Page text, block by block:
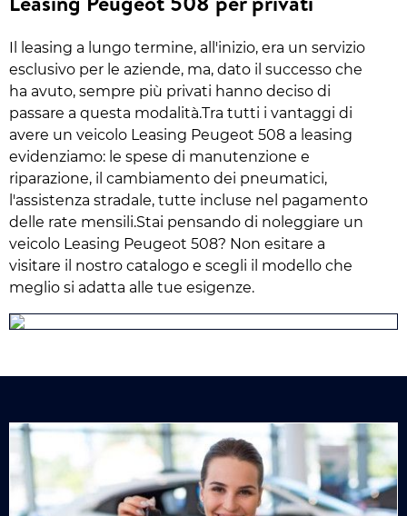
Il leasing a lungo termine, all'inizio, era un servizio
esclusivo per le aziende, ma, dato il successo che
ha avuto, sempre più privati hanno deciso di
passare a questa modalità.Tra tutti i vantaggi di
avere un veicolo Leasing Peugeot 508 a leasing
evidenziamo: le spese di manutenzione e
riparazione, il cambiamento dei pneumatici,
l'assistenza stradale, tutte incluse nel pagamento
delle rate mensili.Stai pensando di noleggiare un
veicolo Leasing Peugeot 508? Non esitare a
visitare il nostro catalogo e scegli il modello che
meglio si adatta alle tue esigenze.